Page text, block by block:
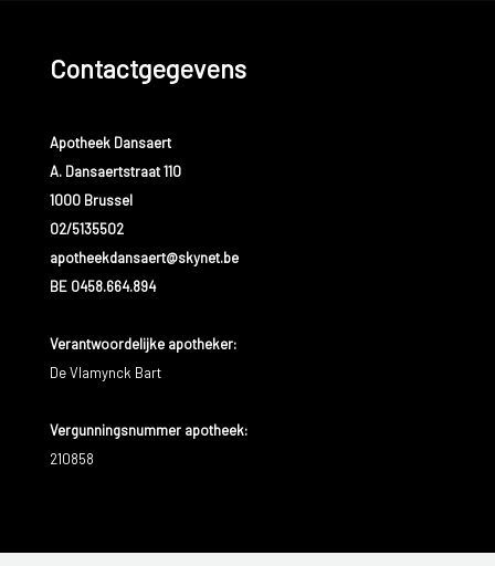
Contactgegevens
Apotheek Dansaert
A. Dansaertstraat 110
1000 Brussel
02/5135502
apotheekdansaert@skynet.be
BE 0458.664.894
Verantwoordelijke apotheker:
De Vlamynck Bart
Vergunningsnummer apotheek:
210858